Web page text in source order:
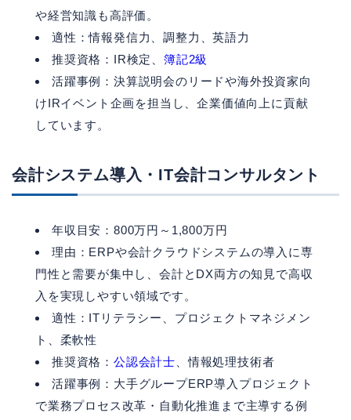
や経営知識も高評価。
適性：情報発信力、調整力、英語力
推奨資格：IR検定、 簿記2級
活躍事例：決算説明会のリードや海外投資家向
けIRイベント企画を担当し、企業価値向上に貢献
しています。
会計システム導入・IT会計コンサルタント
年収目安：800万円～1,800万円
理由：ERPや会計クラウドシステムの導入に専
門性と需要が集中し、会計とDX両方の知見で高収
入を実現しやすい領域です。
適性：ITリテラシー、プロジェクトマネジメン
ト、柔軟性
推奨資格： 公認会計士 、情報処理技術者
活躍事例：大手グループERP導入プロジェクト
で業務プロセス改革・自動化推進まで主導する例